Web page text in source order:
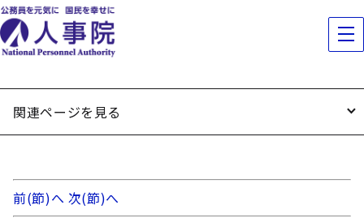
関連ページを見る
前(節)へ 次(節)へ